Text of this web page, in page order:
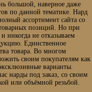
большой, наверное даже
по данной тематике. Нард
ассортимент сайта со
позиций. Но при
никогда не отказываем
Единственное
товара. Во многом
своим покупателям как
варианты.
нарды под заказ, со своим
или объёмной резьбой.